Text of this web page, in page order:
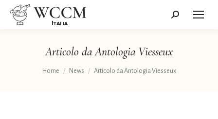
Cerca:
Articolo da Antologia Viesseux
Tu sei qui:
Home News Articolo da Antologia Viesseux